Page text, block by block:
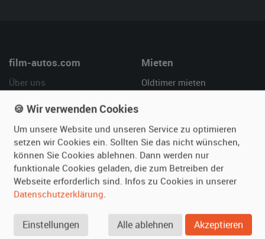
film-autos.com
Über uns
Referenzen
Kundenmeinungen
Mieten
Oldtimer mieten
Service
Vermieten
Oldtimer anmelden
Fotos senden
Fragen für Vermieter
Inserat verwalten
Hilfe
Häufige Fragen (FAQ)
Kontakt
🍪 Wir verwenden Cookies
Um unsere Website und unseren Service zu optimieren
setzen wir Cookies ein. Sollten Sie das nicht wünschen,
können Sie Cookies ablehnen. Dann werden nur
funktionale Cookies geladen, die zum Betreiben der
Webseite erforderlich sind. Infos zu Cookies in unserer
Datenschutzerklärung.
Einstellungen Alle ablehnen Akzeptieren